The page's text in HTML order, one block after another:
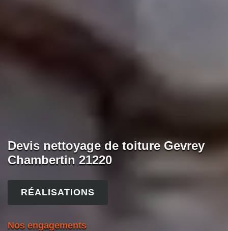
Devis nettoyage de toiture Gevrey
Chambertin 21220
RÉALISATIONS
Nos engagements